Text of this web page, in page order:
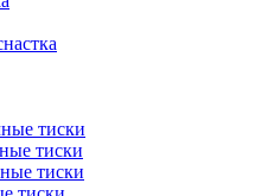
тиски
тиски
тиски